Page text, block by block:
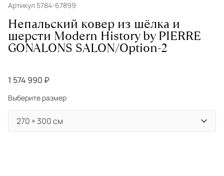
Артикул 5784-67899
Непальский ковер из шёлка и
шерсти Modern History by PIERRE
GONALONS SALON/Option-2
1 574 990 ₽
Выберите размер